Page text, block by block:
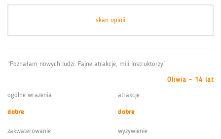
skan opinii
“Poznałam nowych ludzi. Fajne atrakcje, mili instruktorzy”
Oliwia - 14 lat
ogólne wrażenia
dobre
atrakcje
dobre
zakwaterowanie
wyżywienie